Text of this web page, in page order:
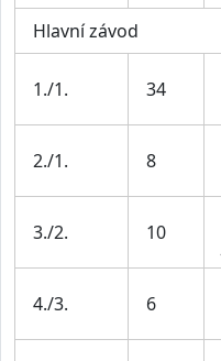
Hlavní závod
1./1. 34
2./1. 8
3./2. 10
4./3. 6